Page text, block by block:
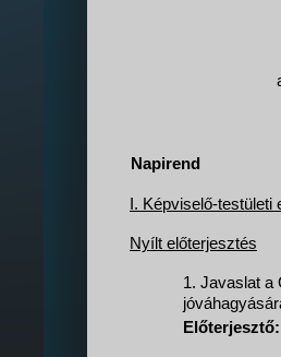
Napirend
I. Képviselő-
Nyílt előterjesztés
1. Javaslat a
Előterjesztő: